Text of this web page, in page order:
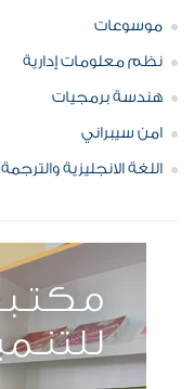
موسوعات
نظم معلومات إدارية
هندسة برمجيات
امن سيبراني
اللغة الانجليزية والترجمة